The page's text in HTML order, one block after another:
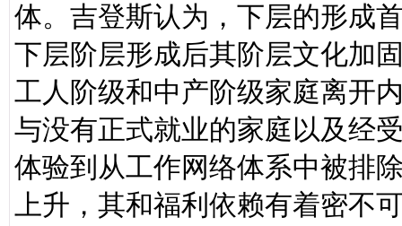
体。吉登斯认为，下层的形成
下层阶层形成后其阶层文化加
工人阶级和中产阶级家庭离开
与没有正式就业的家庭以及经
体验到从工作网络体系中被排
上升，其和福利依赖有着密不